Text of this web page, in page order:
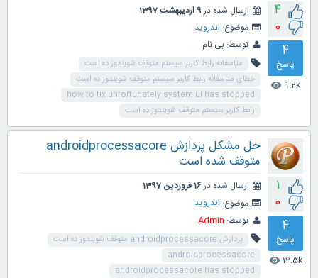
4
0
4
پاسخ
9.2k
visibility
ارسال شده در9 اردیبهشت 1397
موضوع: اندروید
توسط: بی نام
متاسفانه رابط کاربر سیستم متوقف شویندوز ده است
خطای متاسفانه رابط کاربر سیستم متوقف شویندوز ده است
how to fix unfortunately system ui has stopped
رابط کاربر سیستم متوقف شویندوز ده است
1
0
4
پاسخ
12.5k
visibility
حل مشکل پردازش androidprocessacore
متوقف شده است
ارسال شده در16 فروردین 1397
موضوع: اندروید
توسط: Admin
پردازش androidprocessacore متوقف شویندوز ده است
androidprocessacore
androidprocessacore has stopped